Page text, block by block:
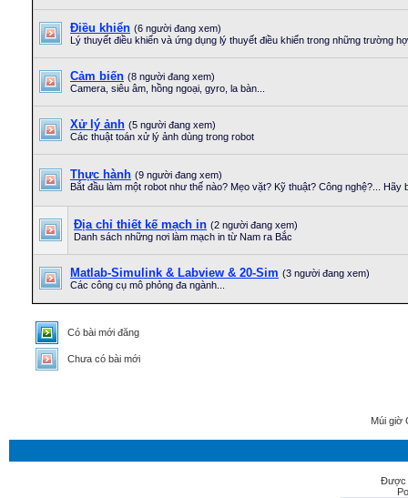
Điều khiển (6 người đang xem)
Lý thuyết điều khiển và ứng dụng lý thuyết điều khiển trong những trường
Cảm biến (8 người đang xem)
Camera, siêu âm, hồng ngoại, gyro, la bàn...
Xử lý ảnh (5 người đang xem)
Các thuật toán xử lý ảnh dùng trong robot
Thực hành (9 người đang xem)
Bắt đầu làm một robot như thế nào? Mẹo vặt? Kỹ thuật? Công nghệ?... Hãy
Địa chỉ thiết kế mạch in (2 người đang xem)
Danh sách những nơi làm mạch in từ Nam ra Bắc
Matlab-Simulink & Labview & 20-Sim (3 người đang xem)
Các công cụ mô phỏng đa ngành...
Có bài mới đăng
Chưa có bài mới
Múi giờ
Được